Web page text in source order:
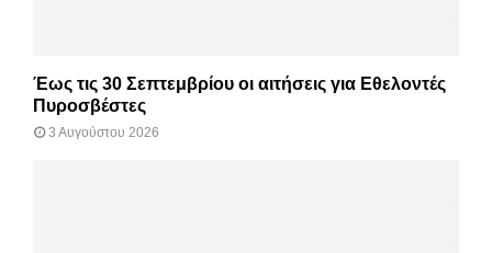
Έως τις 30 Σεπτεμβρίου οι αιτήσεις για Εθελοντές
Πυροσβέστες
3 Αυγούστου 2026